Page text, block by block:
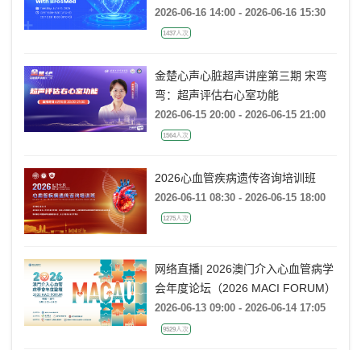
with BrosMed
2026-06-16 14:00 - 2026-06-16 15:30
1437人次
金楚心声心脏超声讲座第三期 宋弯
弯：超声评估右心室功能
2026-06-15 20:00 - 2026-06-15 21:00
1564人次
2026心血管疾病遗传咨询培训班
2026-06-11 08:30 - 2026-06-15 18:00
1275人次
网络直播| 2026澳门介入心血管病学
会年度论坛（2026 MACI FORUM）
2026-06-13 09:00 - 2026-06-14 17:05
9529人次